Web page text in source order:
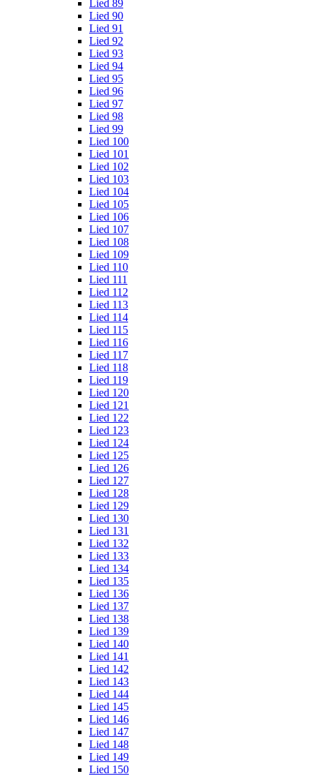
Lied 89
Lied 90
Lied 91
Lied 92
Lied 93
Lied 94
Lied 95
Lied 96
Lied 97
Lied 98
Lied 99
Lied 100
Lied 101
Lied 102
Lied 103
Lied 104
Lied 105
Lied 106
Lied 107
Lied 108
Lied 109
Lied 110
Lied 111
Lied 112
Lied 113
Lied 114
Lied 115
Lied 116
Lied 117
Lied 118
Lied 119
Lied 120
Lied 121
Lied 122
Lied 123
Lied 124
Lied 125
Lied 126
Lied 127
Lied 128
Lied 129
Lied 130
Lied 131
Lied 132
Lied 133
Lied 134
Lied 135
Lied 136
Lied 137
Lied 138
Lied 139
Lied 140
Lied 141
Lied 142
Lied 143
Lied 144
Lied 145
Lied 146
Lied 147
Lied 148
Lied 149
Lied 150